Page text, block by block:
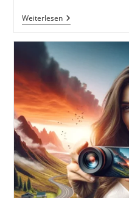
WeiterlesenBaum
Im
Spiegelung
Schwarz
Weiß.
Foto
Auf
Dem
Smartphone
Bearbeitet.
IOS
IPhone